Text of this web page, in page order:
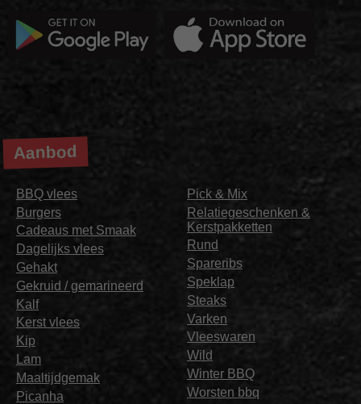
Aanbod
BBQ vlees
Burgers
Cadeaus met Smaak
Dagelijks vlees
Gehakt
Gekruid / gemarineerd
Kalf
Kerst vlees
Kip
Lam
Maaltijdgemak
Picanha
Pick & Mix
Relatiegeschenken &
Kerstpakketten
Rund
Spareribs
Speklap
Steaks
Varken
Vleeswaren
Wild
Winter BBQ
Worsten bbq